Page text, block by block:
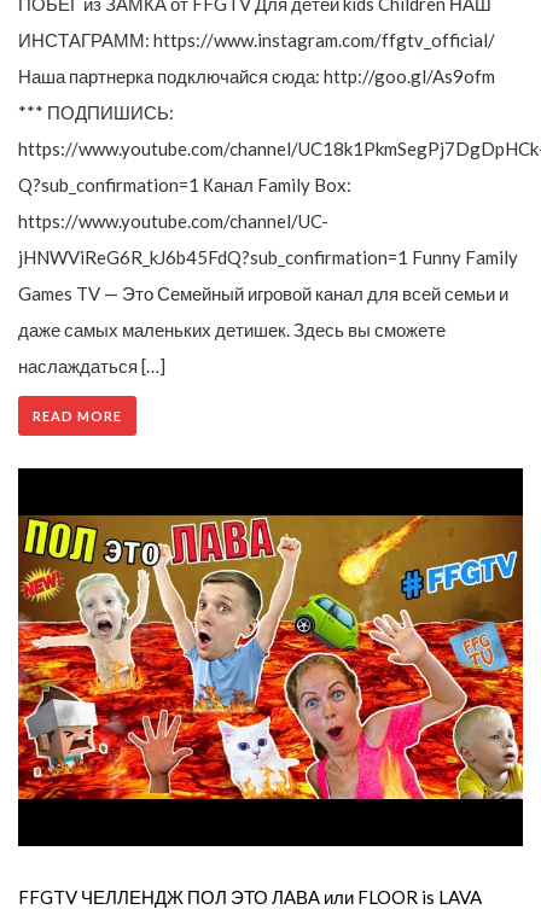
ИНСТАГРАММ: https://www.instagram.com/ffgtv_official/
Наша партнерка подключайся сюда: http://goo.gl/As9ofm
*** ПОДПИШИСЬ:
https://www.youtube.com/channel/
Q?sub_confirmation=1 Канал Family Box:
https://www.youtube.com/channel/UC-
jHNWViReG6R_kJ6b45FdQ?sub_confirmation=1 Funny Family
Games TV — Это Семейный игровой канал для всей семьи и
даже самых маленьких детишек. Здесь вы сможете
наслаждаться […]
READ MORE
FFGTV ЧЕЛЛЕНДЖ ПОЛ ЭТО ЛАВА или FLOOR is LAVA